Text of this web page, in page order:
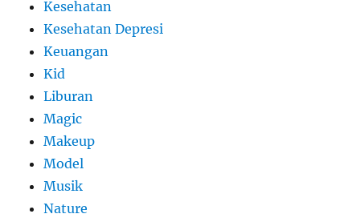
Kesehatan
Kesehatan Depresi
Keuangan
Kid
Liburan
Magic
Makeup
Model
Musik
Nature